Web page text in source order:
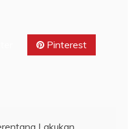
Pinterest
Lakukan